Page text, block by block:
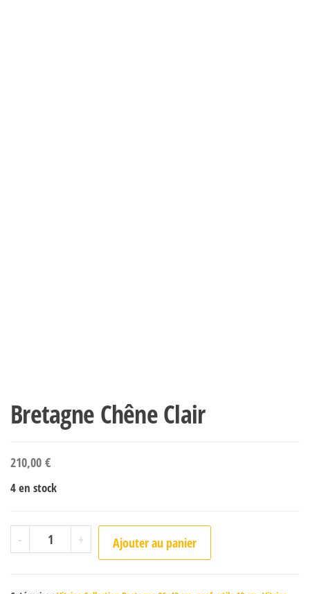
Bretagne Chêne Clair
210,00 €
4 en stock
- quantité de Bretagne Chêne Clair
+ Ajouter au panier